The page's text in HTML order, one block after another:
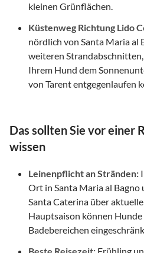
kleinen Grünflächen.
Küstenweg Richtung Lido
nördlich von Santa Maria al
weiteren
Ihrem Hund dem
von Tarent entgegenlaufen
Das sollten Sie vor einer
wissen
Leinenpflicht an Stränden:
Ort in Santa Maria al Bagno
Santa Caterina über
Hauptsaison können
Badebereichen